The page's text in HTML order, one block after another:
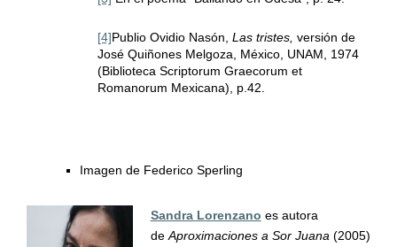
[4]Publio Ovidio Nasón, Las tristes, versión de
José Quiñones Melgoza, México, UNAM, 1974
(Biblioteca Scriptorum Graecorum et
Romanorum Mexicana), p.42.
Imagen de Federico Sperling
Sandra Lorenzano es autora
de Aproximaciones a Sor Juana (2005)